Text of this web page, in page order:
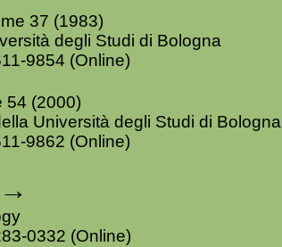
37 (1983)
degli Studi di Bologna
9854 (Online)
54 (2000)
Università degli Studi di Bologna
9862 (Online)
→
0332 (Online)